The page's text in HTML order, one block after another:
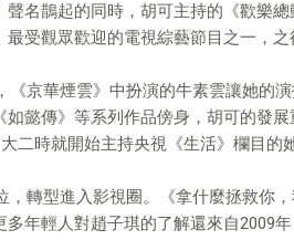
名鵲起的同時，胡可主持的《歡樂
受觀眾歡迎的電視綜藝節目之一，
《京華煙雲》中扮演的牛素雲讓她的
懿傳》等系列作品傍身，胡可的發展
二時就開始主持央視《生活》欄目的
轉型進入影視圈。《拿什麼拯救你
年輕人對趙子琪的了解還來自2009